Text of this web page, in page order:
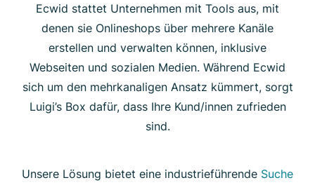
Ecwid stattet Unternehmen mit Tools aus, mit
denen sie Onlineshops über mehrere Kanäle
erstellen und verwalten können, inklusive
Webseiten und sozialen Medien. Während Ecwid
sich um den mehrkanaligen Ansatz kümmert, sorgt
Luigi’s Box dafür, dass Ihre Kund/innen zufrieden
sind.
Unsere Lösung bietet eine industrieführende Suche